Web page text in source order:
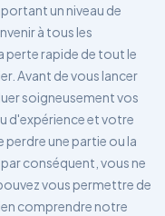
un niveau de
à tous les
perte rapide de tout le
Avant de vous lancer
soigneusement vos
d'expérience et votre
perdre une partie ou la
conséquent, vous ne
vous permettre de
comprendre notre